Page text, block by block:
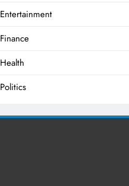
Entertainment
Finance
Health
Politics